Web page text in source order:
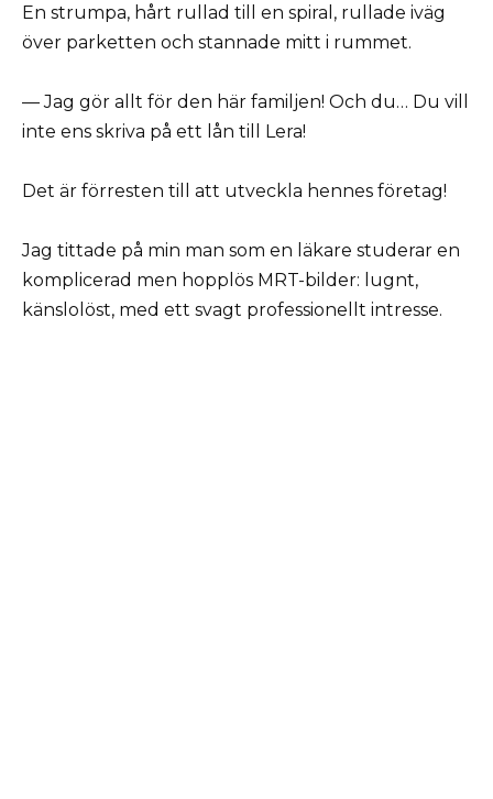
En strumpa, hårt rullad till en spiral, rullade iväg
över parketten och stannade mitt i rummet.
— Jag gör allt för den här familjen! Och du… Du vill
inte ens skriva på ett lån till Lera!
Det är förresten till att utveckla hennes företag!
Jag tittade på min man som en läkare studerar en
komplicerad men hopplös MRT-bilder: lugnt,
känslolöst, med ett svagt professionellt intresse.